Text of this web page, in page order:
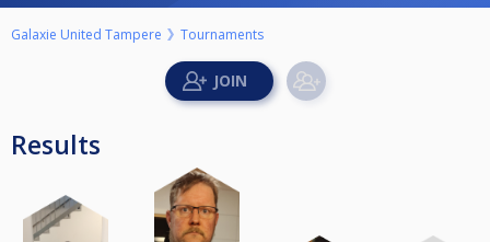
Galaxie United Tampere Tournaments
Results